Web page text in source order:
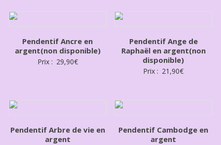
Pendentif Ancre en
argent(non disponible)
Prix : 29,90€
Pendentif Ange de
Raphaël en argent(non
disponible)
Prix : 21,90€
Pendentif Arbre de vie en
argent
Pendentif Cambodge en
argent